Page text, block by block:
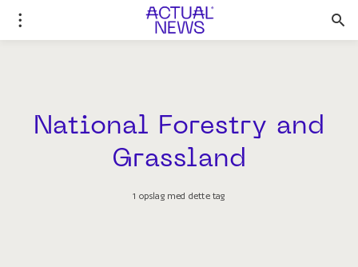
National Forestry and
Grassland
1 opslag med dette tag